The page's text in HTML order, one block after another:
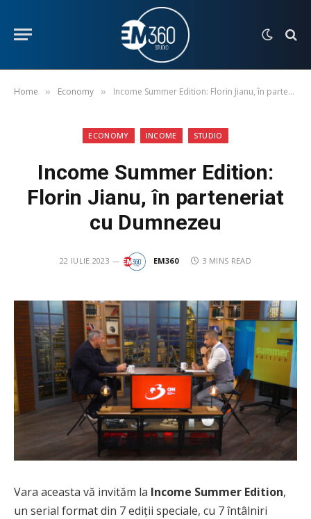
Home » Economy » Income Summer Edition: Florin Jianu, în parteneriat cu Dumnezeu
ECONOMY INCOME STUDIO
Income Summer Edition:
Florin Jianu, în parteneriat
cu Dumnezeu
22 IULIE 2023 EM360 3 MINS READ
Vara aceasta vă invităm la Income Summer Edition,
un serial format din 7 ediții speciale, cu 7 întâlniri